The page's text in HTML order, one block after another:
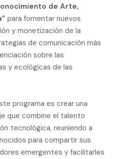
de Arte,
para fomentar nuevos
y monetización de la
de comunicación más
sobre las
y ecológicas de las
programa es crear una
que combine el talento
tecnológica, reuniendo a
para compartir sus
emergentes y facilitarles